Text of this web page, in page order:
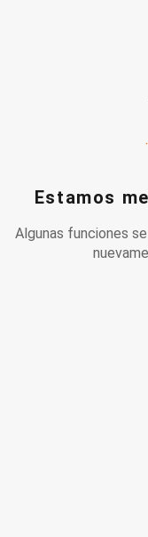
Estamos
Algunas funciones